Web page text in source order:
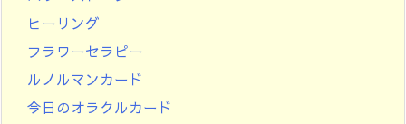
ヒーリング
フラワーセラピー
ルノルマンカード
今日のオラクルカード